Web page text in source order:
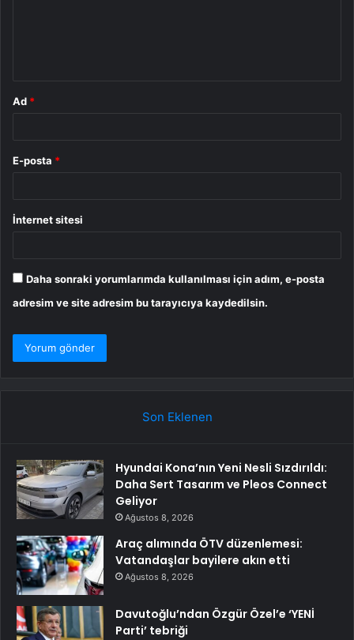
Ad *
E-posta *
İnternet sitesi
Daha sonraki yorumlarımda kullanılması için adım, e-posta
adresim ve site adresim bu tarayıcıya kaydedilsin.
Son Eklenen
Hyundai Kona’nın Yeni Nesli Sızdırıldı:
Daha Sert Tasarım ve Pleos Connect
Geliyor
Ağustos 8, 2026
Araç alımında ÖTV düzenlemesi:
Vatandaşlar bayilere akın etti
Ağustos 8, 2026
Davutoğlu’ndan Özgür Özel’e ‘YENİ
Parti’ tebriği